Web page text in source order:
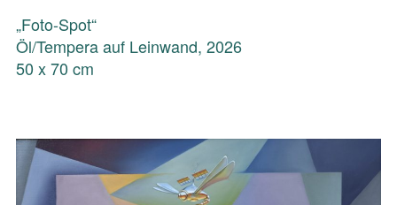
„Foto-Spot“
Öl/Tempera auf Leinwand, 2026
50 x 70 cm